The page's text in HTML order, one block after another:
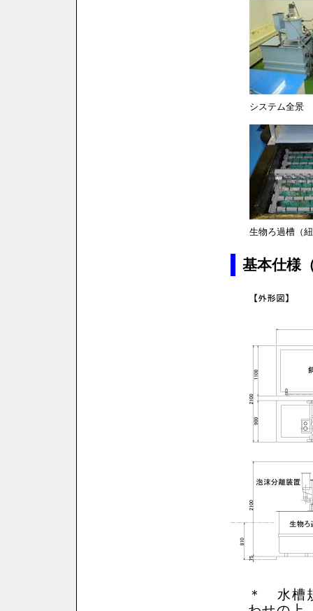
システム全景
生物ろ過槽（
基本仕様
＊ 水槽